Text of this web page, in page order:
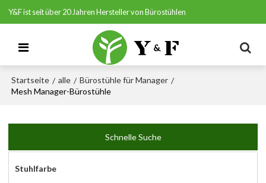
Y&F ist seit über 20 Jahren Hersteller von Bürostühlen
Startseite / alle / Bürostühle für Manager /
Mesh Manager-Bürostühle
Schnelle Suche
Stuhlfarbe